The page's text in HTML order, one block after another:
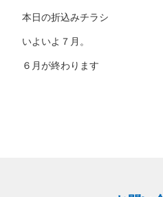
本日の折込みチラシ
いよいよ７月。
６月が終わります